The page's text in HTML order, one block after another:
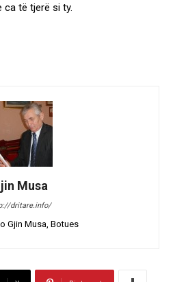
ca të tjerë si ty.
Musa
dritare.info/
Gjin Musa, Botues